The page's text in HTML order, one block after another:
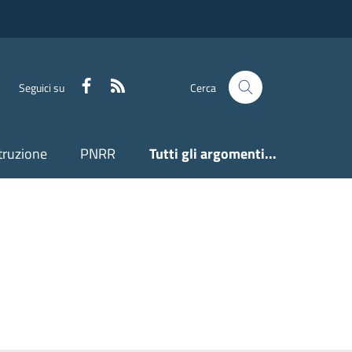
Seguici su Facebook Cerca
PNRR Tutti gli argomenti...